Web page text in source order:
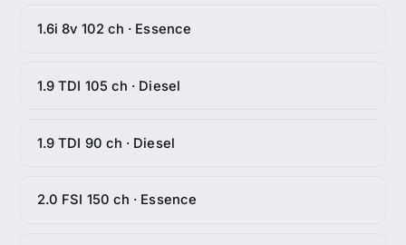
1.6i 8v 102 ch · Essence
1.9 TDI 105 ch · Diesel
1.9 TDI 90 ch · Diesel
2.0 FSI 150 ch · Essence